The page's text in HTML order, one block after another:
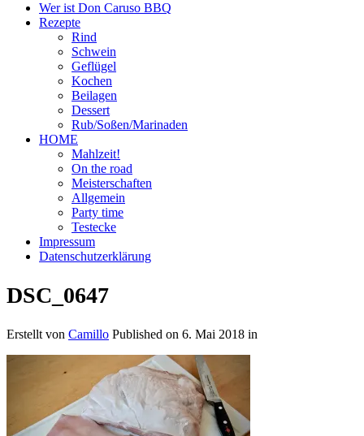
Wer ist Don Caruso BBQ
Rezepte
Rind
Schwein
Geflügel
Kochen
Beilagen
Dessert
Rub/Soßen/Marinaden
HOME
Mahlzeit!
On the road
Meisterschaften
Allgemein
Party time
Testecke
Impressum
Datenschutzerklärung
DSC_0647
Erstellt von Camillo Published on 6. Mai 2018 in